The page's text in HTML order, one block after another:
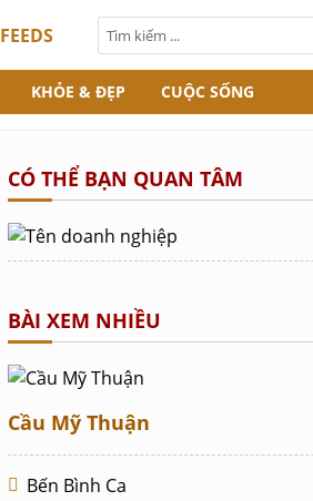
FEEDS
KHỎE & ĐẸP CUỘC SỐNG
CÓ THỂ BẠN QUAN TÂM
BÀI XEM NHIỀU
Cầu Mỹ Thuận
Bến Bình Ca